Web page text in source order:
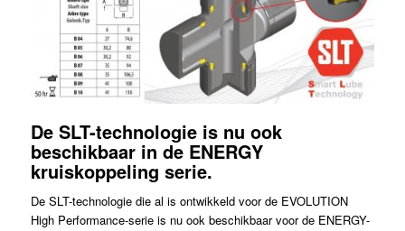
De SLT-technologie is nu ook
beschikbaar in de ENERGY
kruiskoppeling serie.
De SLT-technologie die al is ontwikkeld voor de EVOLUTION
High Performance-serie is nu ook beschikbaar voor de ENERGY-